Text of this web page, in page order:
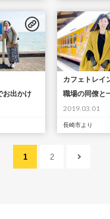
お出かけ
カフェトレイ
職場の同僚と
2019.03.01
長崎市より
1 2